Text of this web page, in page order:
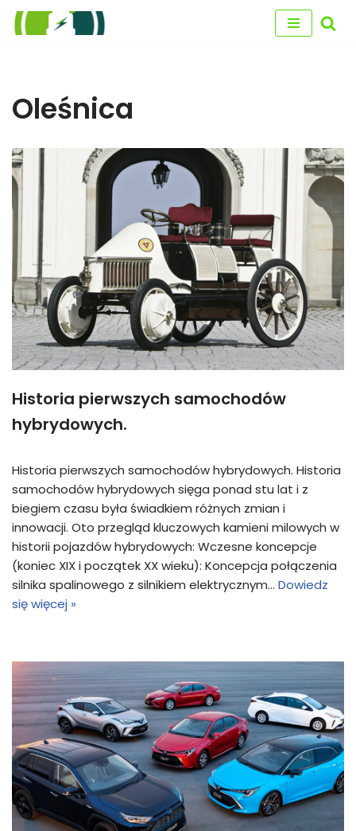
Oleśnica
Historia pierwszych samochodów
hybrydowych.
Historia pierwszych samochodów hybrydowych. Historia
samochodów hybrydowych sięga ponad stu lat i z
biegiem czasu była świadkiem różnych zmian i
innowacji. Oto przegląd kluczowych kamieni milowych w
historii pojazdów hybrydowych: Wczesne koncepcje
(koniec XIX i początek XX wieku): Koncepcja połączenia
silnika spalinowego z silnikiem elektrycznym… Dowiedz
się więcej »